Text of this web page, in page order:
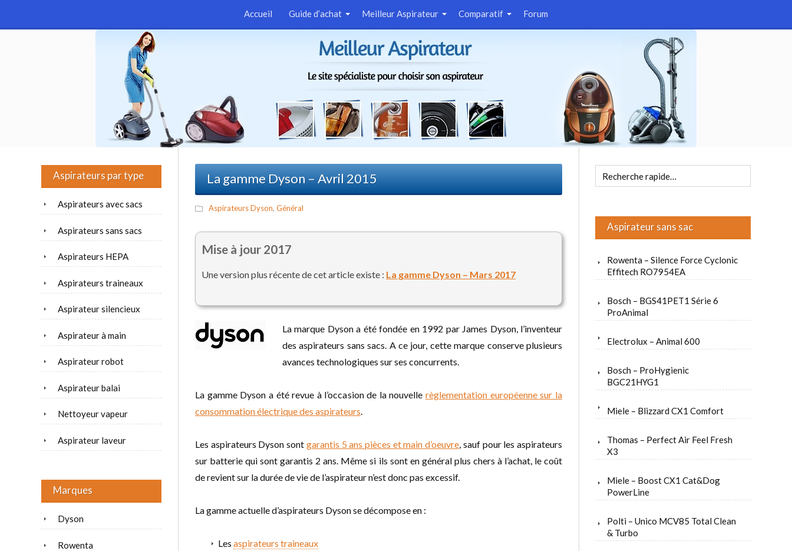
Accueil Guide d’achat Meilleur Aspirateur Comparatif Forum
La gamme Dyson – Avril 2015
Aspirateurs Dyson, Général
Mise à jour 2017
Une version plus récente de cet article existe : La gamme Dyson – Mars 2017
La marque Dyson a été fondée en 1992 par James Dyson, l’inventeur
des aspirateurs sans sacs. A ce jour, cette marque conserve plusieurs
avances technologiques sur ses concurrents.
La gamme Dyson a été revue à l’occasion de la nouvellerèglementation européenne sur la
consommation électrique des aspirateurs.
Les aspirateurs Dyson sont garantis 5 ans pièces et main d’oeuvre, sauf pour les aspirateurs
sur batterie qui sont garantis 2 ans. Même si ils sont en général plus chers à l’achat, le coût
de revient sur la durée de vie de l’aspirateur n’est donc pas excessif.
La gamme actuelle d’aspirateurs Dyson se décompose en :
Les aspirateurs traineaux
Aspirateur sans sac
Rowenta – Silence Force Cyclonic
Effitech RO7954EA
Bosch – BGS41PET1 Série 6
ProAnimal
Electrolux – Animal 600
Bosch – ProHygienic
BGC21HYG1
Miele – Blizzard CX1 Comfort
Thomas – Perfect Air Feel Fresh
X3
Miele – Boost CX1 Cat&Dog
PowerLine
Polti – Unico MCV85 Total Clean
& Turbo
Aspirateurs par type
Aspirateurs avec sacs
Aspirateurs sans sacs
Aspirateurs HEPA
Aspirateurs traineaux
Aspirateur silencieux
Aspirateur à main
Aspirateur robot
Aspirateur balai
Nettoyeur vapeur
Aspirateur laveur
Marques
Dyson
Rowenta